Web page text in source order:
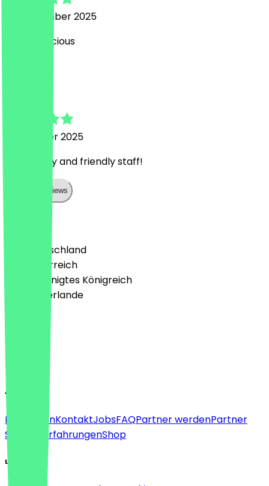
24. November 2025
Super delicious
17. Oktober 2025
Top quality and friendly staff!
Show all reviews
🇩🇪 Deutschland
🇦🇹 Österreich
🇬🇧 Vereinigtes Königreich
🇳🇱 Niederlande
Deutsch
English
About
Für FirmenKontaktJobsFAQPartner werdenPartner
Support
ErfahrungenShop
Legal